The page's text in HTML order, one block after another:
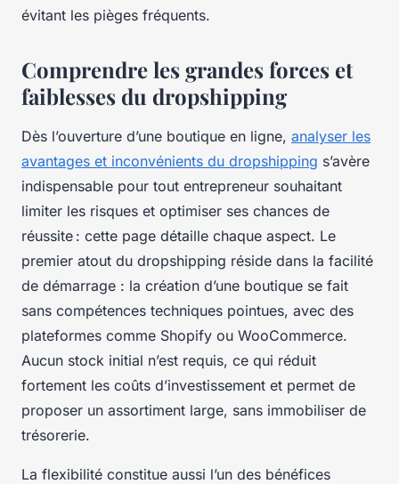
évitant les pièges fréquents.
Comprendre les grandes forces et
faiblesses du dropshipping
Dès l’ouverture d’une boutique en ligne, analyser les
avantages et inconvénients du dropshipping s’avère
indispensable pour tout entrepreneur souhaitant
limiter les risques et optimiser ses chances de
réussite : cette page détaille chaque aspect. Le
premier atout du dropshipping réside dans la facilité
de démarrage : la création d’une boutique se fait
sans compétences techniques pointues, avec des
plateformes comme Shopify ou WooCommerce.
Aucun stock initial n’est requis, ce qui réduit
fortement les coûts d’investissement et permet de
proposer un assortiment large, sans immobiliser de
trésorerie.
La flexibilité constitue aussi l’un des bénéfices